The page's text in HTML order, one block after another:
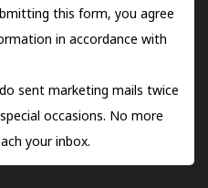
this form, you agree
in accordance with
sent marketing mails twice
occasions. No more
your inbox.